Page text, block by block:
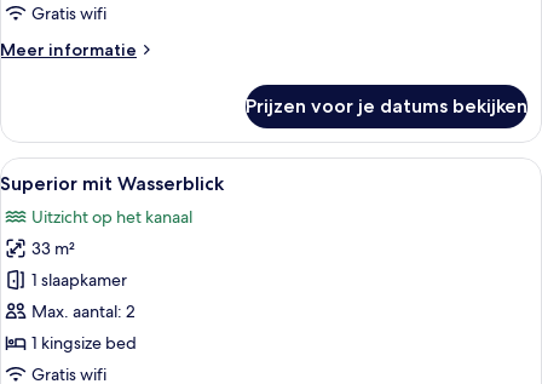
Gratis wifi
Meer informatie
Meer
Prijzen voor je datums bekijken
Alle
foto's
voor
Superior
mit
Wasserblick
laden
Een moderne hotelkamer met een
6
Superior mit Wasserblick
Uitzicht op het kanaal
33 m²
1 slaapkamer
Max. aantal: 2
1 kingsize bed
Gratis wifi